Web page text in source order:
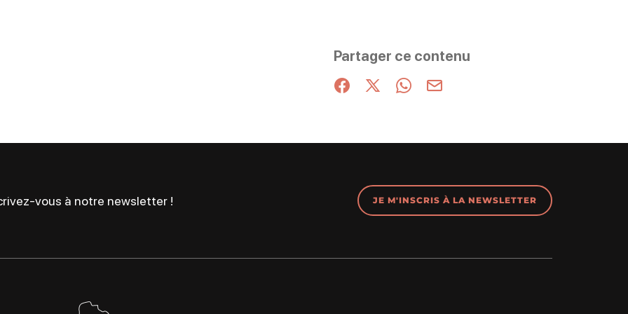
Partager ce contenu
Partager sur Facebook (nouvelle fenêtre)
Partager sur X / Twitter (nouvelle fenêtre)
Partager sur WhatsApp
Partager par mail
vous à notre newsletter ! JE M'INSCRIS À LA NEWSLETTER